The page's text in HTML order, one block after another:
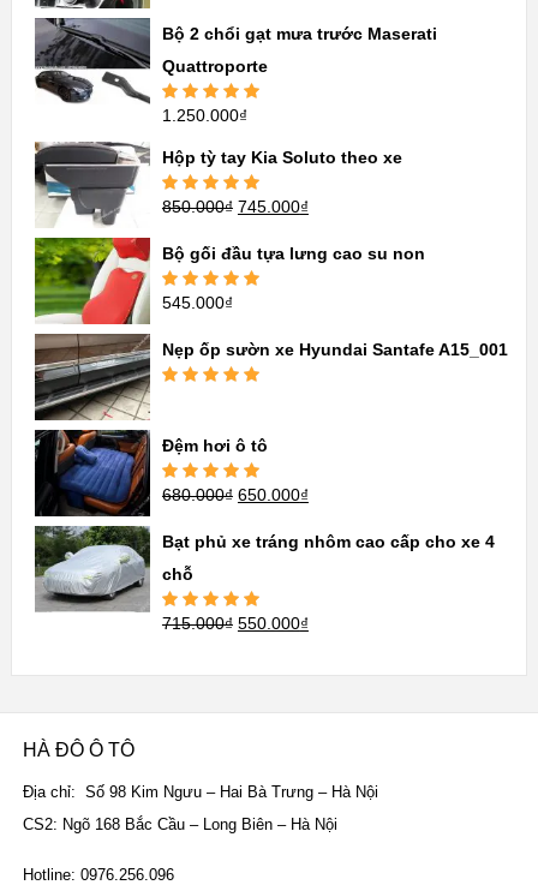
sao
Bộ 2 chổi gạt mưa trước Maserati
Quattroporte
Được xếp
sao
1.250.000₫
Hộp tỳ tay Kia Soluto theo xe
Được xếp
sao
850.000₫ 745.000₫
Bộ gối đầu tựa lưng cao su non
Được xếp
545.000₫
Nẹp ốp sườn xe Hyundai Santafe A15_001
sao
Đệm hơi ô tô
Được xếp
680.000₫ 650.000₫
Bạt phủ xe tráng nhôm cao cấp cho xe 4
chỗ
Được xếp
715.000₫ 550.000₫
HÀ ĐÔ Ô TÔ
Địa chỉ: Số 98 Kim Ngưu – Hai Bà Trưng – Hà Nội
CS2: Ngõ 168 Bắc Cầu – Long Biên – Hà Nội
Hotline: 0976.256.096